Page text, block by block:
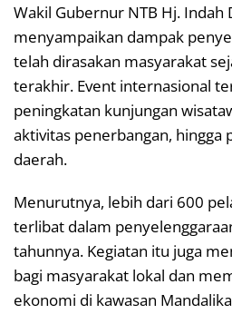
Wakil Gubernur NTB Hj. Indah
menyampaikan dampak
telah dirasakan masyarakat
terakhir. Event internasional
peningkatan kunjungan
aktivitas penerbangan,
daerah.
Menurutnya, lebih dari 600
terlibat dalam
tahunnya. Kegiatan itu juga
bagi masyarakat lokal dan
ekonomi di kawasan